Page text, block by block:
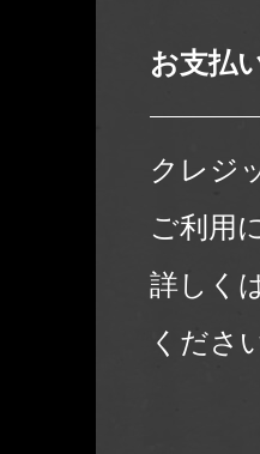
お支払
クレジ
ご利用
詳しく
くださ